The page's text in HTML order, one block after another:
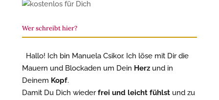
Wer schreibt hier?
Hallo! Ich bin Manuela Csikor. Ich löse mit Dir die
Mauern und Blockaden um Dein Herzund in
Deinem Kopf.
Damit Du Dich wiederfrei und leicht fühlstund zu